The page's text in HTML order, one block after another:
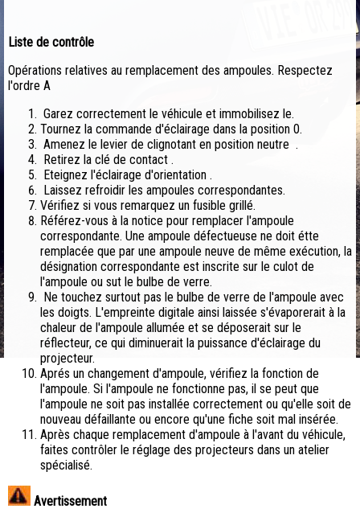
Liste de contrôle
Opérations relatives au remplacement des ampoules. Respectez
l'ordre A
Garez correctement le véhicule et immobilisez le.
Tournez la commande d'éclairage dans la position 0.
Amenez le levier de clignotant en position neutre .
Retirez la clé de contact .
Eteignez l'éclairage d'orientation .
Laissez refroidir les ampoules correspondantes.
Vérifiez si vous remarquez un fusible grillé.
Référez-vous à la notice pour remplacer l'ampoule
correspondante. Une ampoule défectueuse ne doit étte
remplacée que par une ampoule neuve de même exécution, la
désignation correspondante est inscrite sur le culot de
l'ampoule ou sut le bulbe de verre.
Ne touchez surtout pas le bulbe de verre de l'ampoule avec
les doigts. L'empreinte digitale ainsi laissée s'évaporerait à la
chaleur de l'ampoule allumée et se déposerait sur le
réflecteur, ce qui diminuerait la puissance d'éclairage du
projecteur.
Aprés un changement d'ampoule, vérifiez la fonction de
l'ampoule. Si l'ampoule ne fonctionne pas, il se peut que
l'ampoule ne soit pas installée correctement ou qu'elle soit de
nouveau défaillante ou encore qu'une fiche soit mal insérée.
Après chaque remplacement d'ampoule à l'avant du véhicule,
faites contrôler le réglage des projecteurs dans un atelier
spécialisé.
Avertissement